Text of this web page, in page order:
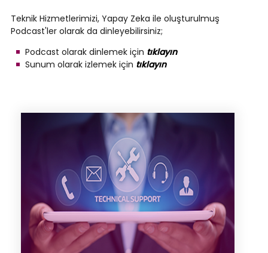
Teknik Hizmetlerimizi, Yapay Zeka ile oluşturulmuş
Podcast'ler olarak da dinleyebilirsiniz;
Podcast olarak dinlemek için tıklayın
Sunum olarak izlemek için tıklayın